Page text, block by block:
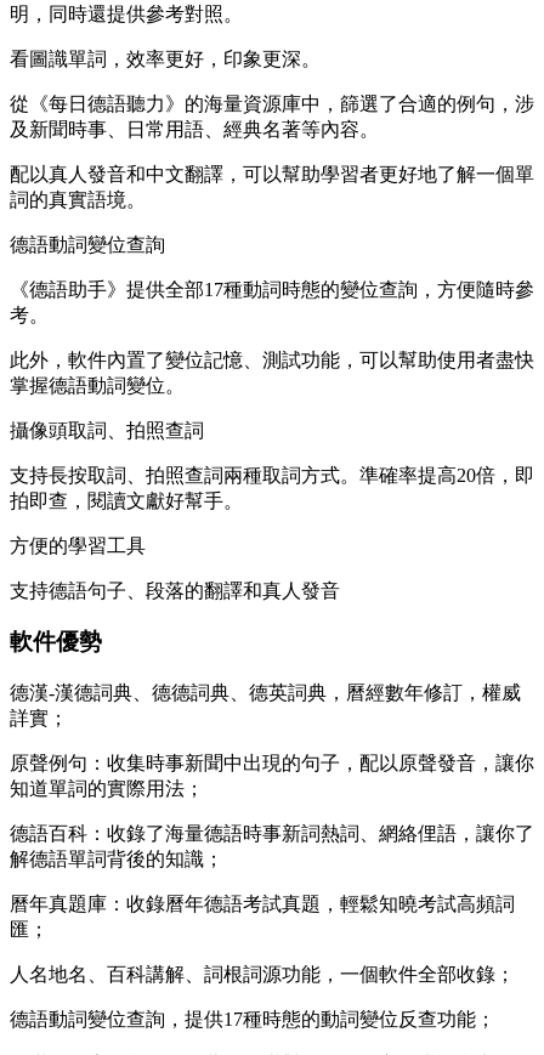
明，同時還提供參考對照。
看圖識單詞，效率更好，印象更深。
從《每日德語聽力》的海量資源庫中，篩選了合適的例句，涉
及新聞時事、日常用語、經典名著等內容。
配以真人發音和中文翻譯，可以幫助學習者更好地了解一個單
詞的真實語境。
德語動詞變位查詢
《德語助手》提供全部17種動詞時態的變位查詢，方便隨時參
考。
此外，軟件內置了變位記憶、測試功能，可以幫助使用者盡快
掌握德語動詞變位。
攝像頭取詞、拍照查詞
支持長按取詞、拍照查詞兩種取詞方式。準確率提高20倍，即
拍即查，閱讀文獻好幫手。
方便的學習工具
支持德語句子、段落的翻譯和真人發音
軟件優勢
德漢-漢德詞典、德德詞典、德英詞典，曆經數年修訂，權威
詳實；
原聲例句：收集時事新聞中出現的句子，配以原聲發音，讓你
知道單詞的實際用法；
德語百科：收錄了海量德語時事新詞熱詞、網絡俚語，讓你了
解德語單詞背後的知識；
曆年真題庫：收錄曆年德語考試真題，輕鬆知曉考試高頻詞
匯；
人名地名、百科講解、詞根詞源功能，一個軟件全部收錄；
德語動詞變位查詢，提供17種時態的動詞變位反查功能；